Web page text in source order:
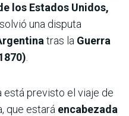
los Estados Unidos,
una disputa
tras la Guerra
previsto el viaje de
que estará encabezada